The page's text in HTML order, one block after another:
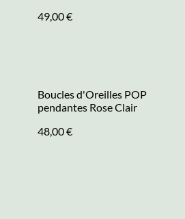
49,00 €
Boucles d'Oreilles POP
pendantes Rose Clair
48,00 €